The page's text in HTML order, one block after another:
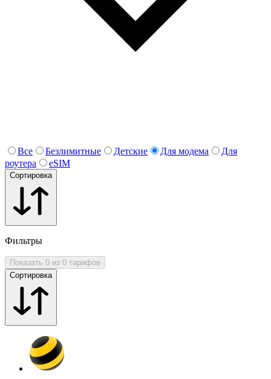
Все Безлимитные Детские Для модема
Для
роутера
eSIM
Сортировка
Фильтры
Показать 0 из 0 тарифов
Сортировка